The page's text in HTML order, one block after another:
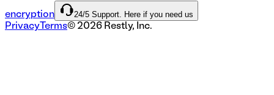
encryption 24/5 Support. Here if you need us
Privacy Terms© 2026 Restly, Inc.